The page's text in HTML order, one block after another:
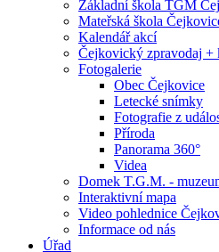
Základní škola TGM
Mateřská škola
Kalendář akcí
Čejkovický zpravodaj +
Fotogalerie
Obec Čejkovice
Letecké snímky
Fotografie z
Příroda
Panorama 360°
Videa
Domek T.G.M. -
Interaktivní mapa
Video pohlednice
Informace od nás
Úřad